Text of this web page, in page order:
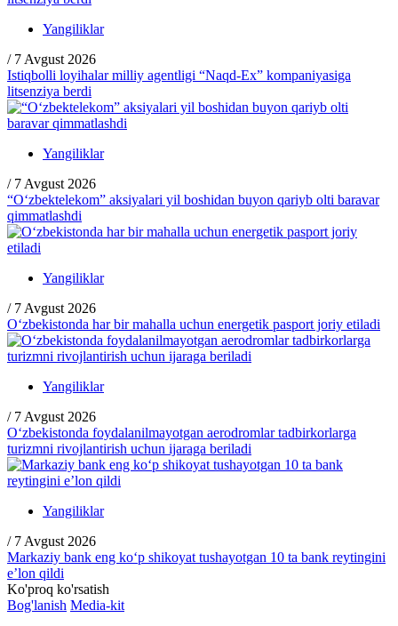
Yangiliklar
/ 7 Avgust 2026
Istiqbolli loyihalar milliy agentligi “Naqd-Ex” kompaniyasiga
litsenziya berdi
Yangiliklar
/ 7 Avgust 2026
“O‘zbektelekom” aksiyalari yil boshidan buyon qariyb olti baravar
qimmatlashdi
Yangiliklar
/ 7 Avgust 2026
O‘zbekistonda har bir mahalla uchun energetik pasport joriy etiladi
Yangiliklar
/ 7 Avgust 2026
O‘zbekistonda foydalanilmayotgan aerodromlar tadbirkorlarga
turizmni rivojlantirish uchun ijaraga beriladi
Yangiliklar
/ 7 Avgust 2026
Markaziy bank eng ko‘p shikoyat tushayotgan 10 ta bank reytingini
e’lon qildi
Ko'proq ko'rsatish
Bog'lanish Media-kit